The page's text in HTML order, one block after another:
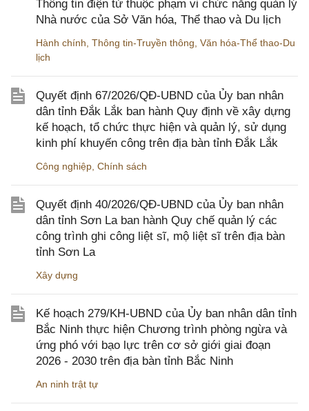
Thông tin điện tử thuộc phạm vi chức năng quản lý
Nhà nước của Sở Văn hóa, Thể thao và Du lịch
Hành chính Thông tin-Truyền thông Văn hóa-Thể thao-Du
lịch
Quyết định 67/2026/QĐ-UBND của Ủy ban nhân
dân tỉnh Đắk Lắk ban hành Quy định về xây dựng
kế hoạch, tổ chức thực hiện và quản lý, sử dụng
kinh phí khuyến công trên địa bàn tỉnh Đắk Lắk
Công nghiệp Chính sách
Quyết định 40/2026/QĐ-UBND của Ủy ban nhân
dân tỉnh Sơn La ban hành Quy chế quản lý các
công trình ghi công liệt sĩ, mộ liệt sĩ trên địa bàn
tỉnh Sơn La
Xây dựng
Kế hoạch 279/KH-UBND của Ủy ban nhân dân tỉnh
Bắc Ninh thực hiện Chương trình phòng ngừa và
ứng phó với bạo lực trên cơ sở giới giai đoạn
2026 - 2030 trên địa bàn tỉnh Bắc Ninh
An ninh trật tự